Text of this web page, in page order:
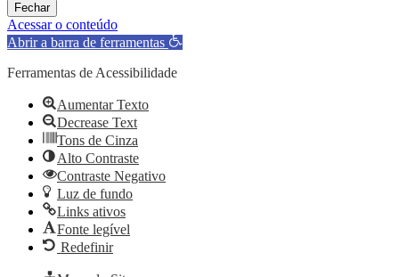
Fechar
Acessar o conteúdo
Abrir a barra de ferramentas
Ferramentas de Acessibilidade
Aumentar Texto
Decrease Text
Tons de Cinza
Alto Contraste
Contraste Negativo
Luz de fundo
Links ativos
Fonte legível
Redefinir